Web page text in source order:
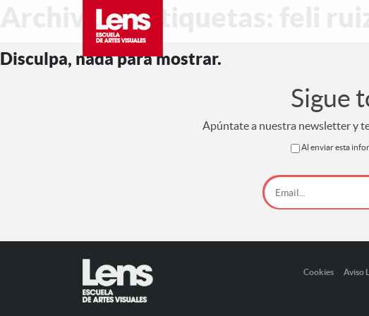
Archivo de etiquetas: feli ruiz
Disculpa, nada para mostrar.
Sigue
Apúntate a nuestra newsletter y
Al enviar esta
Cookies Aviso